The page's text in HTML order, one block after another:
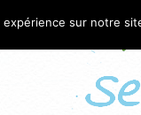
sur notre